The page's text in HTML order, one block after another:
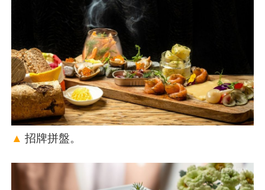
▲ 招牌拼盤。